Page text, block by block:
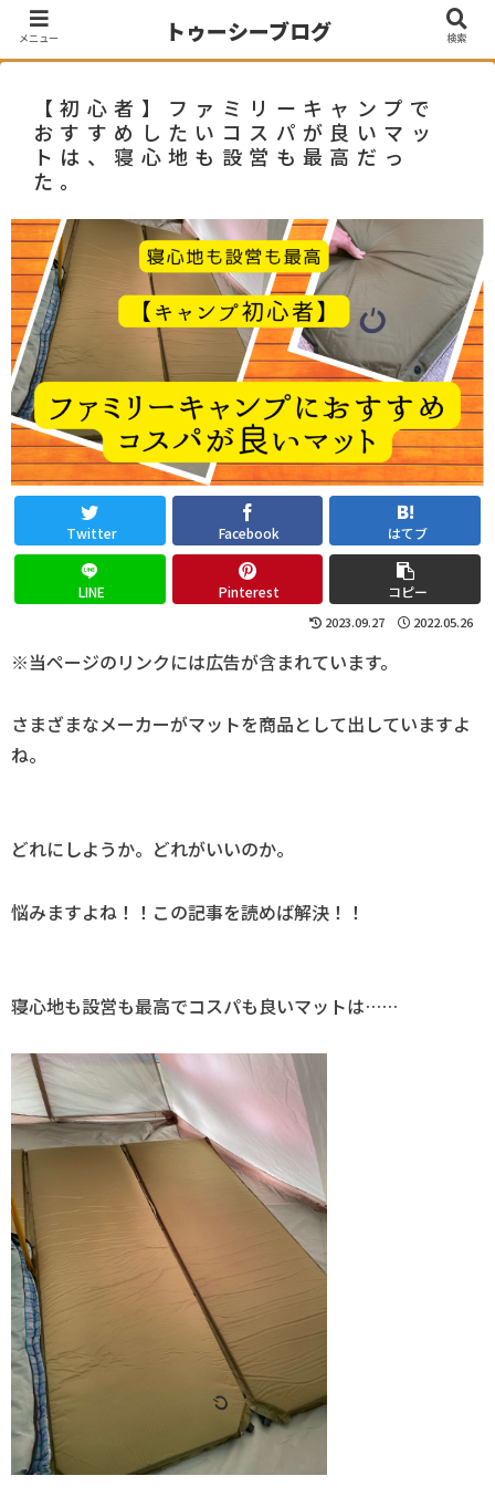
【初心者】ファミリーキャンプで
おすすめしたいコスパが良いマッ
トは、寝心地も設営も最高だっ
た。
Twitter Facebook はてブ
LINE Pinterest コピー
2023.09.27 2022.05.26
※当ページのリンクには広告が含まれています。
さまざまなメーカーがマットを商品として出していますよ
ね。
どれにしようか。どれがいいのか。
悩みますよね！！この記事を読めば解決！！
寝心地も設営も最高でコスパも良いマットは……
メニュー トゥーシーブログ 検索